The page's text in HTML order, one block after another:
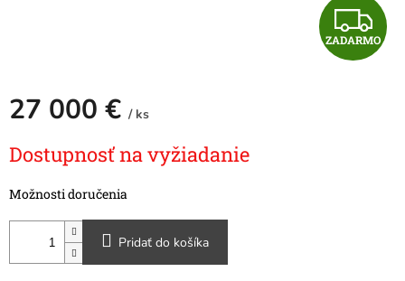
Z
A
ZADARMO
27 000 € / ks
cena:
Dostupnosť na vyžiadanie
Možnosti doručenia
Pridať do košíka